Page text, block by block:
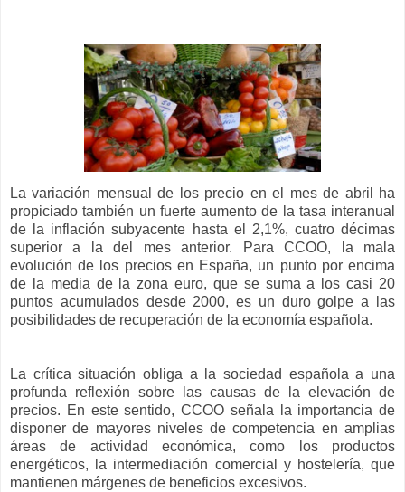
La variación mensual de los precio en el mes de abril ha
propiciado también un fuerte aumento de la tasa interanual
de la inflación subyacente hasta el 2,1%, cuatro décimas
superior a la del mes anterior. Para CCOO, la mala
evolución de los precios en España, un punto por encima
de la media de la zona euro, que se suma a los casi 20
puntos acumulados desde 2000, es un duro golpe a las
posibilidades de recuperación de la economía española.
La crítica situación obliga a la sociedad española a una
profunda reflexión sobre las causas de la elevación de
precios. En este sentido, CCOO señala la importancia de
disponer de mayores niveles de competencia en amplias
áreas de actividad económica, como los productos
energéticos, la intermediación comercial y hostelería, que
mantienen márgenes de beneficios excesivos.